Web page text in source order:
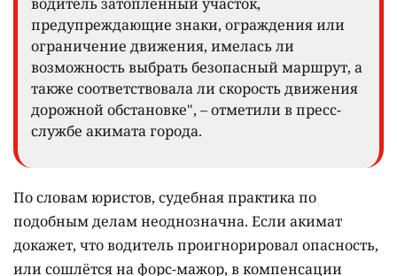
предупреждающие знаки, ограждения или
ограничение движения, имелась ли
возможность выбрать безопасный маршрут, а
также соответствовала ли скорость движения
дорожной обстановке", – отметили в пресс-
службе акимата города.
По словам юристов, судебная практика по
подобным делам неоднозначна. Если акимат
докажет, что водитель проигнорировал опасность,
или сошлётся на форс-мажор, в компенсации